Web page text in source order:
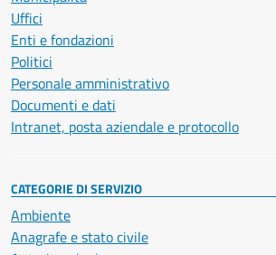
Uffici
Enti e fondazioni
Politici
Personale amministrativo
Documenti e dati
Intranet, posta aziendale e protocollo
CATEGORIE DI SERVIZIO
Ambiente
Anagrafe e stato civile